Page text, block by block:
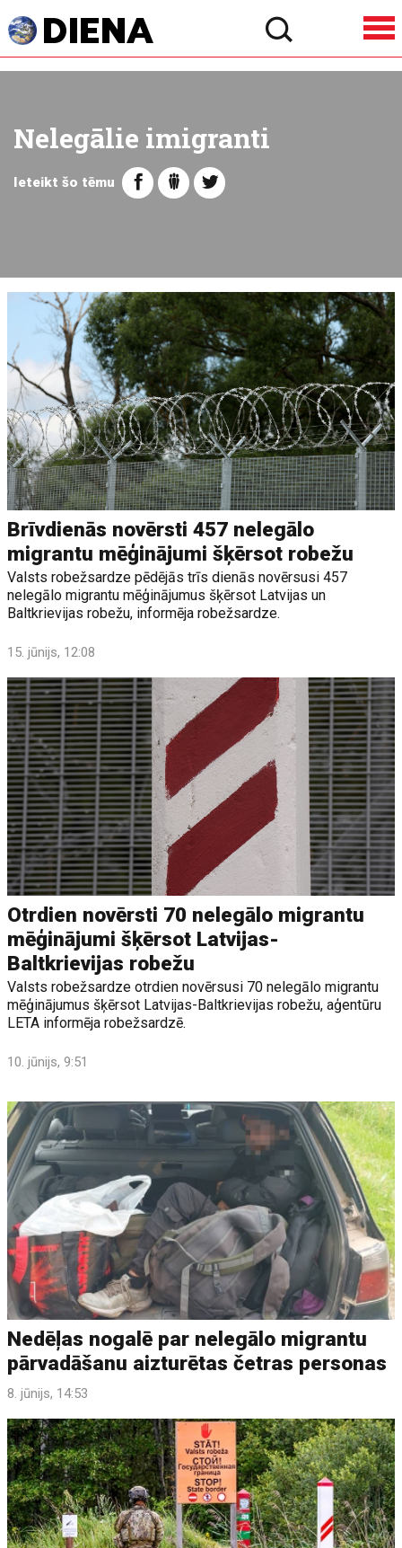
Nelegālie imigranti
Ieteikt šo tēmu
Brīvdienās novērsti 457 nelegālo
migrantu mēģinājumi šķērsot robežu
Valsts robežsardze pēdējās trīs dienās novērsusi 457
nelegālo migrantu mēģinājumus šķērsot Latvijas un
Baltkrievijas robežu, informēja robežsardze.
15. jūnijs, 12:08
Otrdien novērsti 70 nelegālo migrantu
mēģinājumi šķērsot Latvijas-
Baltkrievijas robežu
Valsts robežsardze otrdien novērsusi 70 nelegālo migrantu
mēģinājumus šķērsot Latvijas-Baltkrievijas robežu, aģentūru
LETA informēja robežsardzē.
10. jūnijs, 9:51
Nedēļas nogalē par nelegālo migrantu
pārvadāšanu aizturētas četras personas
8. jūnijs, 14:53